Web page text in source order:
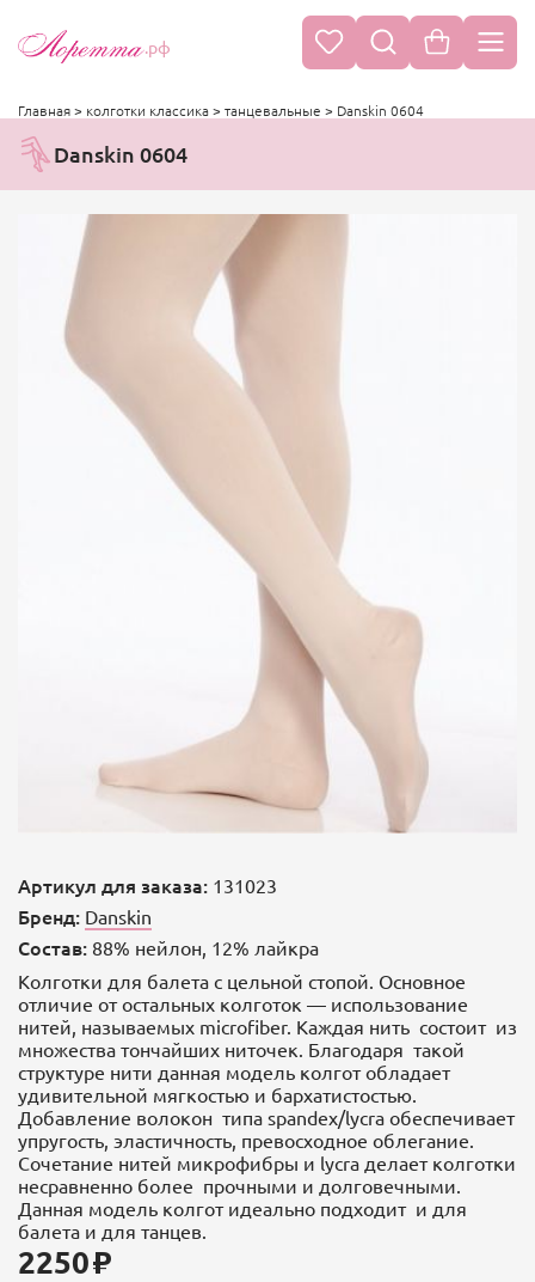
.рф
Главная> колготки классика> танцевальные > Danskin 0604
Danskin 0604
Артикул для заказа: 131023
Бренд: Danskin
Состав: 88% нейлон, 12% лайкра
Колготки для балета с цельной стопой. Основное
отличие от остальных колготок — использование
нитей, называемых microfiber. Каждая нить состоит из
множества тончайших ниточек. Благодаря такой
структуре нити данная модель колгот обладает
удивительной мягкостью и бархатистостью.
Добавление волокон типа spandex/lycra обеспечивает
упругость, эластичность, превосходное облегание.
Сочетание нитей микрофибры и lycra делает колготки
несравненно более прочными и долговечными.
Данная модель колгот идеально подходит и для
балета и для танцев.
2250